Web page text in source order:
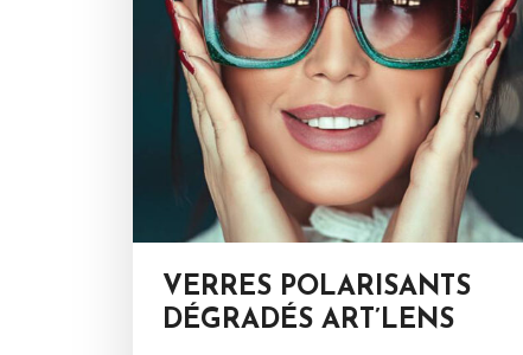
VERRES POLARISANTS
DÉGRADÉS ART’LENS